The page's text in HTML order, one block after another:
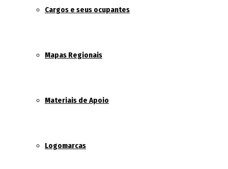
Cargos e seus ocupantes
Mapas Regionais
Materiais de Apoio
Logomarcas